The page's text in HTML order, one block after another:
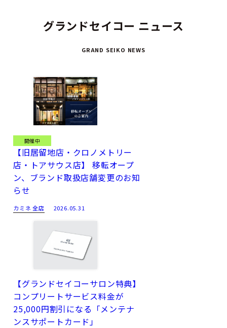
グランドセイコー ニュース
GRAND SEIKO NEWS
開催中
【旧居留地店・クロノメトリー
店・トアサウス店】 移転オープ
ン、ブランド取扱店舗変更のお知
らせ
カミネ 全店 2026.05.31
【グランドセイコーサロン特典】
コンプリートサービス料金が
25,000円割引になる「メンテナ
ンスサポートカード」